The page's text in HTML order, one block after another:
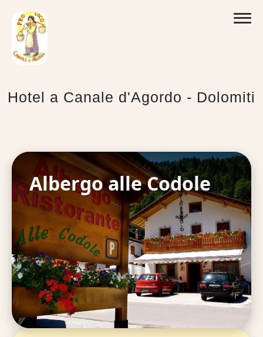
Hotel a Canale d'Agordo - Dolomiti
Albergo alle Codole